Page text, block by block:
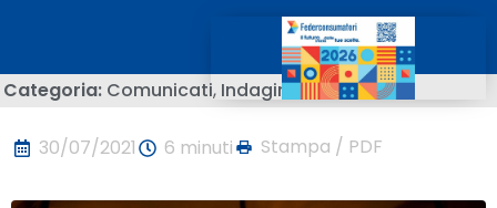
Categoria: Comunicati, Indagini
30/07/2021 6 minuti Stampa / PDF